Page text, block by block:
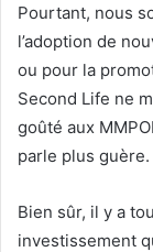
Pourtant, nous
l’adoption de
ou pour la
Second Life ne
goûté aux
parle plus guère.
Bien sûr, il y a
investissement